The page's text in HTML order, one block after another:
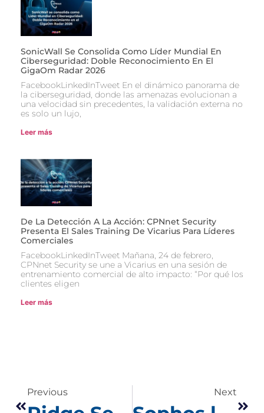
SonicWall Se Consolida Como Líder Mundial En
Ciberseguridad: Doble Reconocimiento En El
GigaOm Radar 2026
FacebookLinkedInTweet En el dinámico panorama de
la ciberseguridad, donde las amenazas evolucionan a
una velocidad sin precedentes, la validación externa no
es solo un lujo,
Leer más
De La Detección A La Acción: CPNnet Security
Presenta El Sales Training De Vicarius Para Líderes
Comerciales
FacebookLinkedInTweet Mañana, 24 de febrero,
CPNnet Security se une a Vicarius en una sesión de
entrenamiento comercial de alto impacto: “Por qué los
clientes eligen
Leer más
Previous Next